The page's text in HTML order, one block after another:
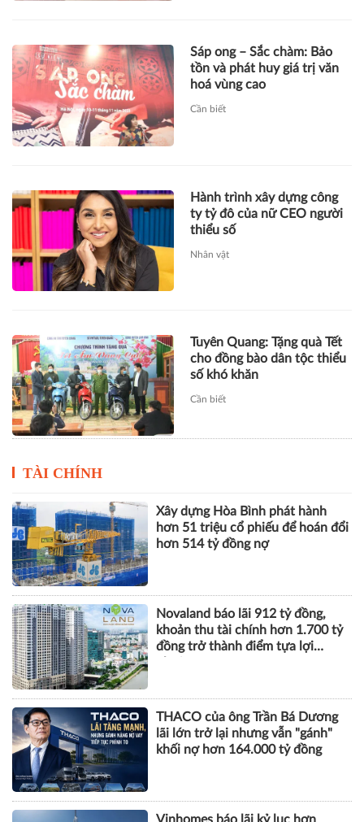
Sáp ong – Sắc chàm: Bảo
tồn và phát huy giá trị văn
hoá vùng cao
Cần biết
Hành trình xây dựng công
ty tỷ đô của nữ CEO người
thiểu số
Nhân vật
Tuyên Quang: Tặng quà Tết
cho đồng bào dân tộc thiểu
số khó khăn
Cần biết
TÀI CHÍNH
Xây dựng Hòa Bình phát hành
hơn 51 triệu cổ phiếu để hoán đổi
hơn 514 tỷ đồng nợ
Novaland báo lãi 912 tỷ đồng,
khoản thu tài chính hơn 1.700 tỷ
đồng trở thành điểm tựa lợi
THACO của ông Trần Bá Dương
lãi lớn trở lại nhưng vẫn "gánh"
khối nợ hơn 164.000 tỷ đồng